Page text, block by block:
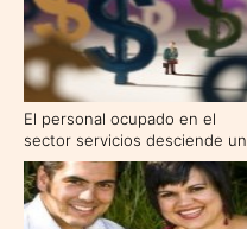
El personal ocupado en el
sector servicios desciende un
-3,4% este enero